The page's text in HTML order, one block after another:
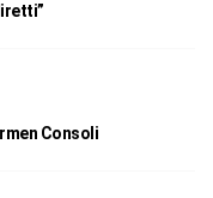
Consoli